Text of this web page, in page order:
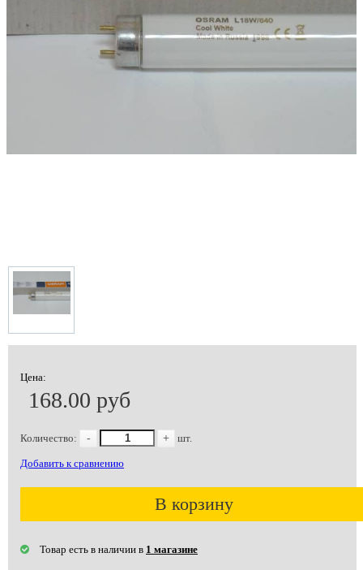
Цена:
168.00 руб
Количество: - + шт.
Добавить к сравнению
В корзину
Товар есть в наличии в 1 магазине